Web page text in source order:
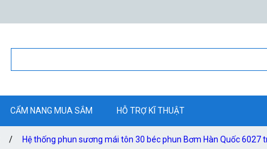
CẨM NANG MUA SẮM HỖ TRỢ KĨ THUẬT
/ Hệ thống phun sương mái tôn 30 béc phun Bơm Hàn Quốc 6027